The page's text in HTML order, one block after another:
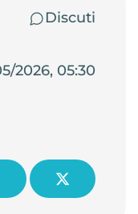
Discuti
2026, 05:30